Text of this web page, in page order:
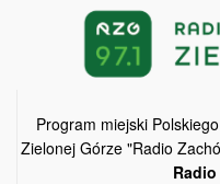
Program miejski
Zielonej Górze "Radio